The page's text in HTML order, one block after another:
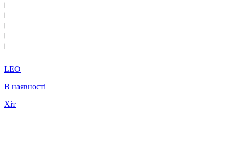
LEO
В наявності
Хіт